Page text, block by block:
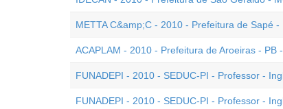
METTA C&amp;C - 2010 - Prefeitura de Sapé
ACAPLAM - 2010 - Prefeitura de Aroeiras - PB
FUNADEPI - 2010 - SEDUC-PI - Professor -
FUNADEPI - 2010 - SEDUC-PI - Professor -